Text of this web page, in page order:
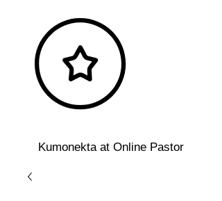
Kumonekta at Online Pastor